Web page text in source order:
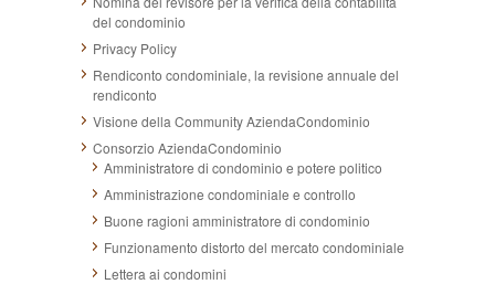
del condominio
Privacy Policy
Rendiconto condominiale, la revisione annuale del
rendiconto
Visione della Community AziendaCondominio
Consorzio AziendaCondominio
Amministratore di condominio e potere politico
Amministrazione condominiale e controllo
Buone ragioni amministratore di condominio
Funzionamento distorto del mercato condominiale
Lettera ai condomini